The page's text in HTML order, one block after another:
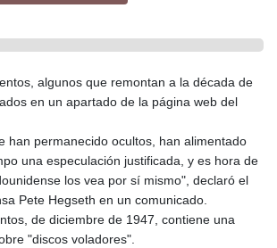
algunos que remontan a la década de
en un apartado de la página web del
han permanecido ocultos, han alimentado
una especulación justificada, y es hora de
los vea por sí mismo", declaró el
Pete Hegseth en un comunicado.
de diciembre de 1947, contiene una
"discos voladores".